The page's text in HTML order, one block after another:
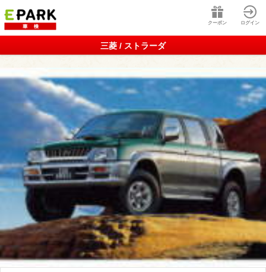
クーポン ログイン
三菱 / ストラーダ